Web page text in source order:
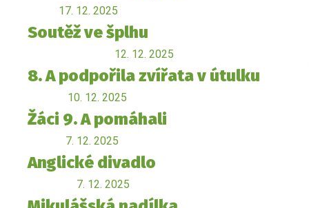
17. 12. 2025
Soutěž ve šplhu
12. 12. 2025
8. A podpořila zvířata v útulku
10. 12. 2025
Žáci 9. A pomáhali
7. 12. 2025
Anglické divadlo
7. 12. 2025